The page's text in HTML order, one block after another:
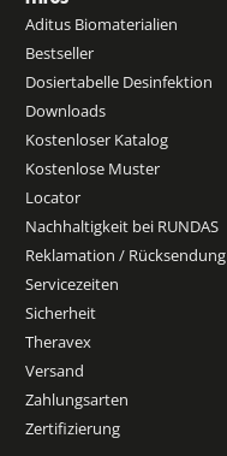
Aditus Biomaterialien
Bestseller
Dosiertabelle Desinfektion
Downloads
Kostenloser Katalog
Kostenlose Muster
Locator
Nachhaltigkeit bei RUNDAS
Reklamation / Rücksendung
Servicezeiten
Sicherheit
Theravex
Versand
Zahlungsarten
Zertifizierung